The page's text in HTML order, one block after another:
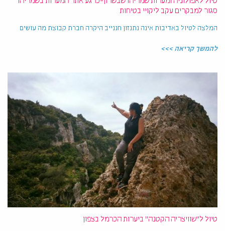
סגור למבקרים עקב ליקויי בטיחות
המלצה לטיול באדיבות אינה נתנזון חננייב היקרה חברת קבוצת מה עושים
להמשך קריאה >>>
טיול ל"שוויצריה הקטנה" ביערות הכרמל בצפון